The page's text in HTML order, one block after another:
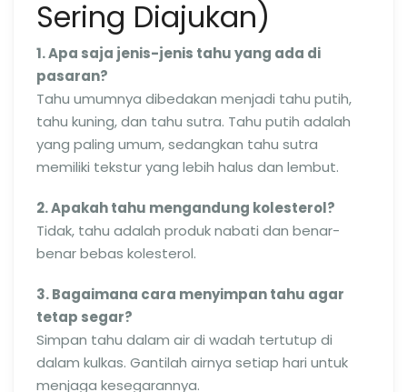
Sering Diajukan)
1. Apa saja jenis-jenis tahu yang ada di
pasaran?
Tahu umumnya dibedakan menjadi tahu putih,
tahu kuning, dan tahu sutra. Tahu putih adalah
yang paling umum, sedangkan tahu sutra
memiliki tekstur yang lebih halus dan lembut.
2. Apakah tahu mengandung kolesterol?
Tidak, tahu adalah produk nabati dan benar-
benar bebas kolesterol.
3. Bagaimana cara menyimpan tahu agar
tetap segar?
Simpan tahu dalam air di wadah tertutup di
dalam kulkas. Gantilah airnya setiap hari untuk
menjaga kesegarannya.